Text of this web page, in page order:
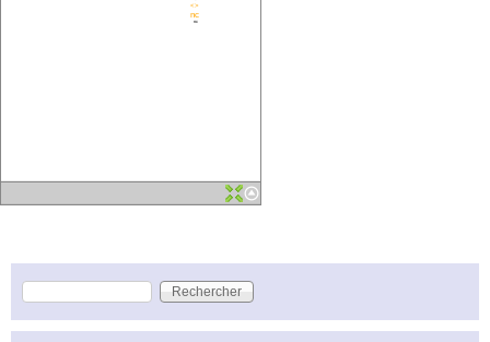
<>
nc
nc
Formulaire de recherche
Rechercher